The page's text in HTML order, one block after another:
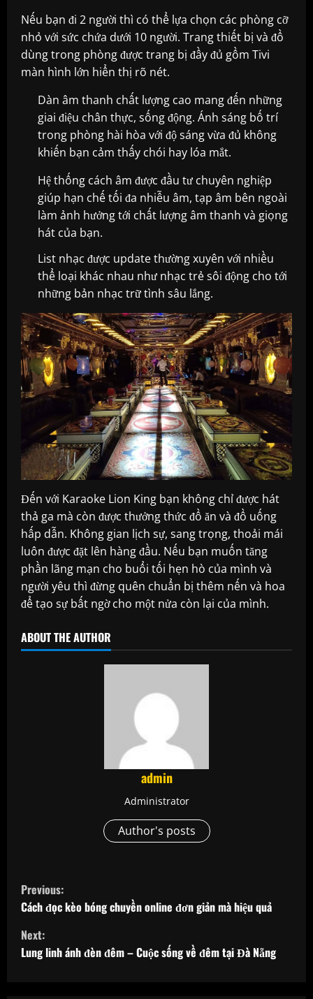
Nếu bạn đi 2 người thì có thể lựa chọn các phòng cỡ
nhỏ với sức chứa dưới 10 người. Trang thiết bị và đồ
dùng trong phòng được trang bị đầy đủ gồm Tivi
màn hình lớn hiển thị rõ nét.
Dàn âm thanh chất lượng cao mang đến những
giai điệu chân thực, sống động. Ánh sáng bố trí
trong phòng hài hòa với độ sáng vừa đủ không
khiến bạn cảm thấy chói hay lóa mắt.
Hệ thống cách âm được đầu tư chuyên nghiệp
giúp hạn chế tối đa nhiễu âm, tạp âm bên ngoài
làm ảnh hưởng tới chất lượng âm thanh và giọng
hát của bạn.
List nhạc được update thường xuyên với nhiều
thể loại khác nhau như nhạc trẻ sôi động cho tới
những bản nhạc trữ tình sâu lắng.
Đến với Karaoke Lion King bạn không chỉ được hát
thả ga mà còn được thưởng thức đồ ăn và đồ uống
hấp dẫn. Không gian lịch sự, sang trọng, thoải mái
luôn được đặt lên hàng đầu. Nếu bạn muốn tăng
phần lãng mạn cho buổi tối hẹn hò của mình và
người yêu thì đừng quên chuẩn bị thêm nến và hoa
để tạo sự bất ngờ cho một nửa còn lại của mình.
ABOUT THE AUTHOR
admin
Administrator
Author's posts
C
o
n
Previous:
Cách đọc kèo bóng chuyền online đơn giản mà hiệu quả
Next:
Lung linh ánh đèn đêm – Cuộc sống về đêm tại Đà Nẵng